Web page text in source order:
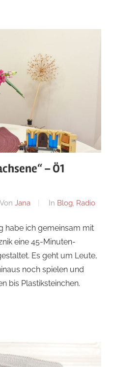
– Ö1
Von Jana In Blog, Radio
habe ich gemeinsam mit
eine 45-Minuten-
Es geht um Leute,
noch spielen und
bis Plastiksteinchen.